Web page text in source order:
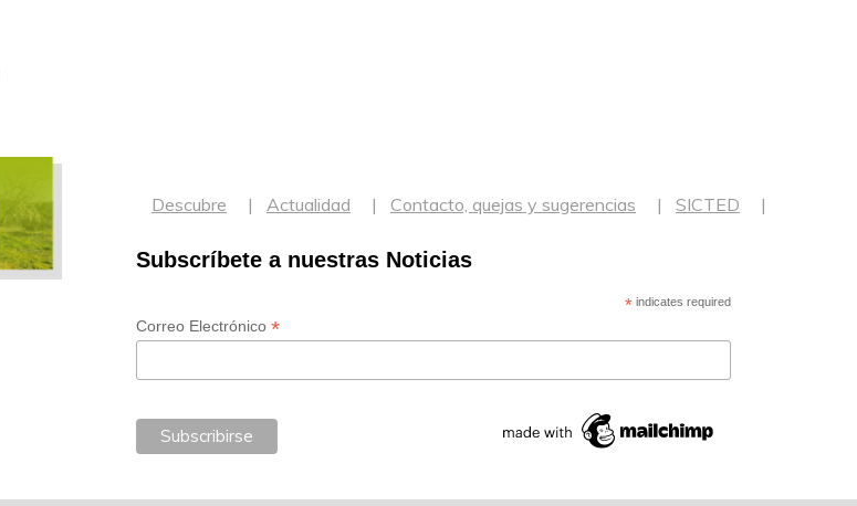
Descubre Actualidad Contacto, quejas y sugerencias SICTED
Subscríbete a nuestras Noticias
*indicates required
Correo Electrónico *